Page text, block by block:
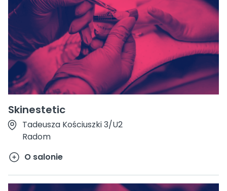
Skinestetic
Tadeusza Kościuszki 3/U2
Radom
O salonie